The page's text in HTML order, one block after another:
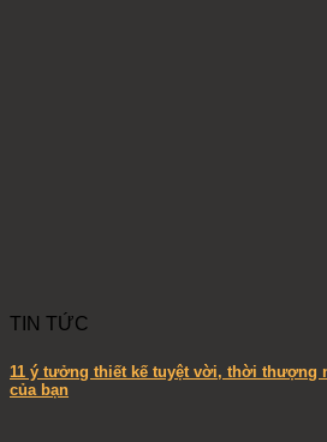
TIN TỨC
11 ý tưởng thiết kế tuyệt vời, thời thượng
của bạn